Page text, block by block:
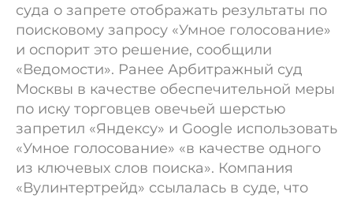
суда о запрете отображать результаты по
поисковому запросу «Умное голосование»
и оспорит это решение, сообщили
«Ведомости». Ранее Арбитражный суд
Москвы в качестве обеспечительной меры
по иску торговцев овечьей шерстью
запретил «Яндексу» и Google использовать
«Умное голосование» «в качестве одного
из ключевых слов поиска». Компания
«Вулинтертрейд» ссылалась в суде, что